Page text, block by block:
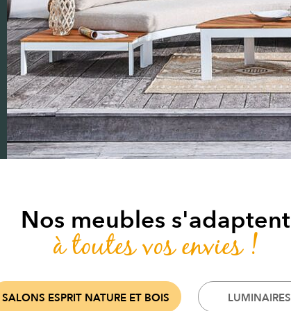
Nos meubles s'adaptent
à toutes vos envies !
SALONS ESPRIT NATURE ET BOIS LUMINAIRES